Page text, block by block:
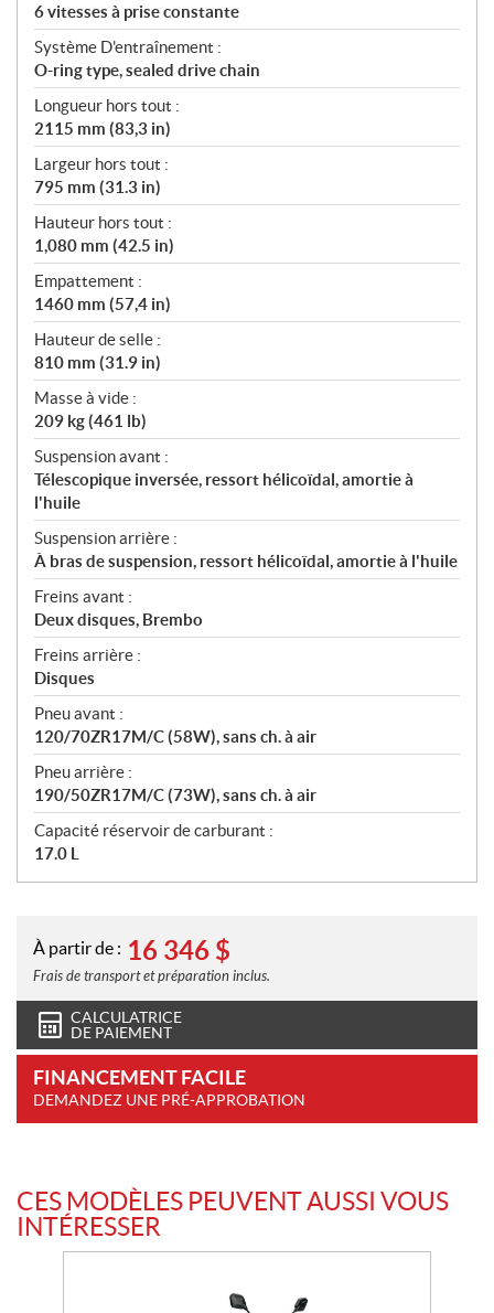
6 vitesses à prise constante
Système D'entraînement :
O-ring type, sealed drive chain
Longueur hors tout :
2115 mm (83,3 in)
Largeur hors tout :
795 mm (31.3 in)
Hauteur hors tout :
1,080 mm (42.5 in)
Empattement :
1460 mm (57,4 in)
Hauteur de selle :
810 mm (31.9 in)
Masse à vide :
209 kg (461 lb)
Suspension avant :
Télescopique inversée, ressort hélicoïdal, amortie à
l'huile
Suspension arrière :
À bras de suspension, ressort hélicoïdal, amortie à l'huile
Freins avant :
Deux disques, Brembo
Freins arrière :
Disques
Pneu avant :
120/70ZR17M/C (58W), sans ch. à air
Pneu arrière :
190/50ZR17M/C (73W), sans ch. à air
Capacité réservoir de carburant :
17.0 L
À partir de : 16 346 $
Frais de transport et préparation inclus.
CALCULATRICE
DE PAIEMENT
FINANCEMENT FACILE
DEMANDEZ UNE PRÉ-APPROBATION
CES MODÈLES PEUVENT AUSSI VOUS
INTÉRESSER